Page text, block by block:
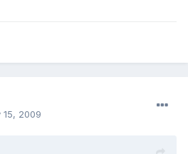
15, 2009